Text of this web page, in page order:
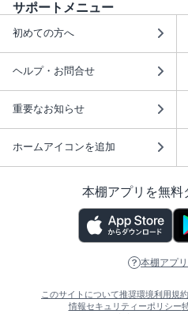
サポートメニュー
初めての方へ
ヘルプ・お問合せ
重要なお知らせ
ホームアイコンを追加
本棚アプリを無料
本棚アプ
このサイトについて推奨環境利用規約
情報セキュリティーポリシー